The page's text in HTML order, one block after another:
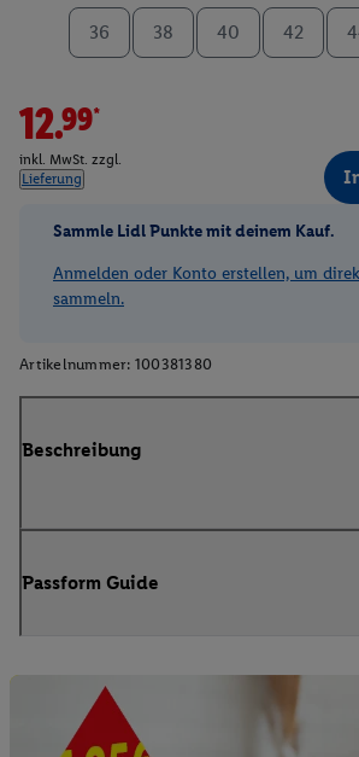
36 38 40 42
12.99*
inkl. MwSt. zzgl.
Lieferung
Sammle Lidl Punkte mit deinem Kauf.
Anmelden oder Konto erstellen, um
sammeln.
Artikelnummer: 100381380
Beschreibung
Passform Guide